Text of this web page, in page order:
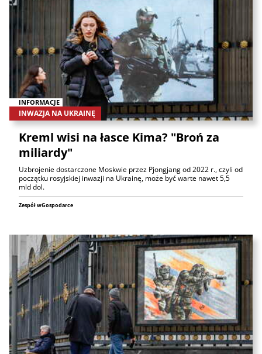
INFORMACJE
INWAZJA NA UKRAINĘ
Kreml wisi na łasce Kima? "Broń za
miliardy"
Uzbrojenie dostarczone Moskwie przez Pjongjang od 2022 r., czyli od
początku rosyjskiej inwazji na Ukrainę, może być warte nawet 5,5
mld dol.
Zespół wGospodarce